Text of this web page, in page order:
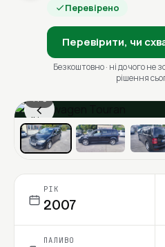
Перевірено
Перевірити, чи
Безкоштовно · ні до чого не
рішення
‹
1 / 6
Ціна в місяць
РІК
2007
ПАЛИВО